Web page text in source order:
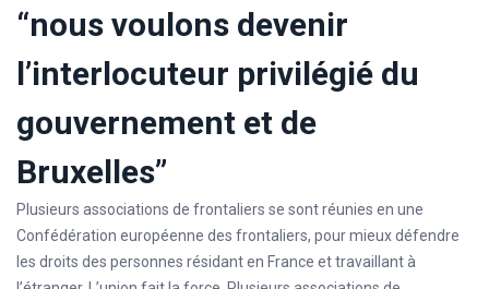
“nous voulons devenir
l’interlocuteur privilégié du
gouvernement et de
Bruxelles”
Plusieurs associations de frontaliers se sont réunies en une
Confédération européenne des frontaliers, pour mieux défendre
les droits des personnes résidant en France et travaillant à